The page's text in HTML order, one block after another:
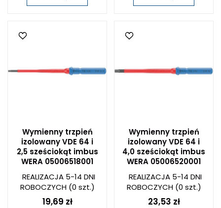
Wymienny trzpień
izolowany VDE 64 i
2,5 sześciokąt imbus
WERA 05006518001
REALIZACJA 5-14 DNI
ROBOCZYCH(0 szt.)
19,69 zł
Wymienny trzpień
izolowany VDE 64 i
4,0 sześciokąt imbus
WERA 05006520001
REALIZACJA 5-14 DNI
ROBOCZYCH(0 szt.)
23,53 zł